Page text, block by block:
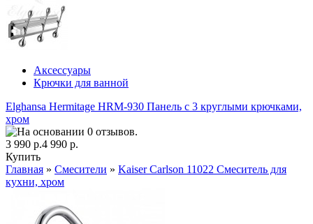
Аксессуары
Крючки для ванной
Elghansa Hermitage HRM-930 Панель с 3 круглыми крючками,
хром
3 990 р.4 990 р.
Купить
Главная » Смесители » Kaiser Carlson 11022 Смеситель для
кухни, хром